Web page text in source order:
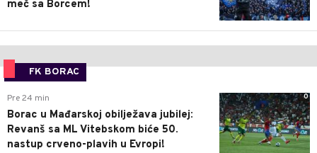
meč sa Borcem!
FK BORAC
0
Pre 24 min
Borac u Mađarskoj obilježava jubilej:
Revanš sa ML Vitebskom biće 50.
nastup crveno-plavih u Evropi!